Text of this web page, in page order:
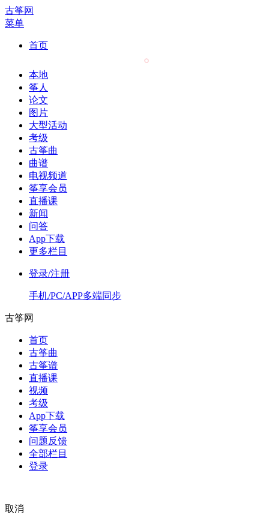
古筝网
菜单
首页
本地
筝人
论文
图片
大型活动
考级
古筝曲
曲谱
电视频道
筝享会员
直播课
新闻
问答
App下载
更多栏目
登录/注册
手机/PC/APP多端同步
古筝网
首页
古筝曲
古筝谱
直播课
视频
考级
App下载
筝享会员
问题反馈
全部栏目
登录
取消